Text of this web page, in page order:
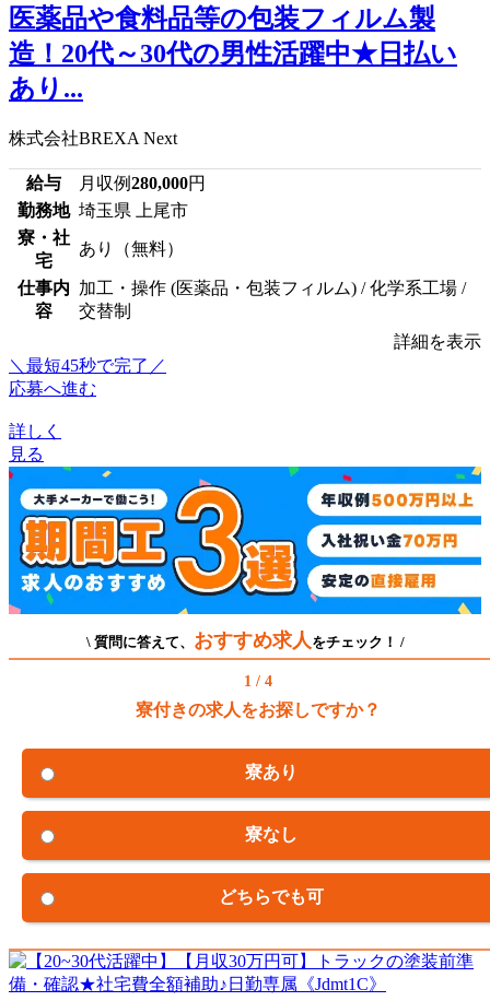
医薬品や食料品等の包装フィルム製
造！20代～30代の男性活躍中★日払い
あり...
株式会社BREXA Next
給与 月収例280,000円
勤務地 埼玉県 上尾市
寮・社
宅
あり（無料）
仕事内
容
加工・操作 (医薬品・包装フィルム) / 化学系工場 /
交替制
詳細を表示
＼最短45秒で完了／
応募へ進む
詳しく
見る
\ 質問に答えて、 おすすめ求人 をチェック！ /
1 / 4
寮付きの求人をお探しですか？
寮あり
寮なし
どちらでも可